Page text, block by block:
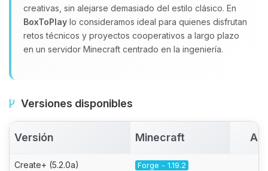
creativas, sin alejarse demasiado del estilo clásico. En
BoxToPlay lo consideramos ideal para quienes disfrutan
retos técnicos y proyectos cooperativos a largo plazo
en un servidor Minecraft centrado en la ingeniería.
Versiones disponibles
Versión Minecraft
Create+ (5.2.0a) Forge - 1.19.2